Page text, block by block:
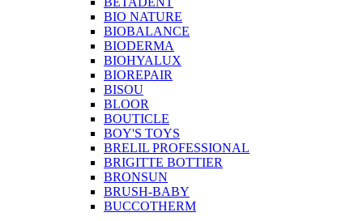
BIO NATURE
BIOBALANCE
BIODERMA
BIOHYALUX
BIOREPAIR
BISOU
BLOOR
BOUTICLE
BOY'S TOYS
BRELIL PROFESSIONAL
BRIGITTE BOTTIER
BRONSUN
BRUSH-BABY
BUCCOTHERM